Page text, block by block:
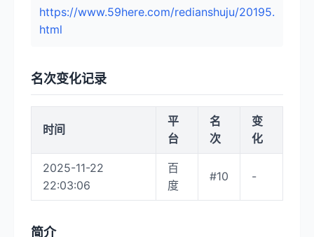
https://www.59here.com/redianshuju/20195.
html
名次变化记录
时间
平
台
名
次
变
化
2025-11-22
22:03:06
百
度
#10 -
简介